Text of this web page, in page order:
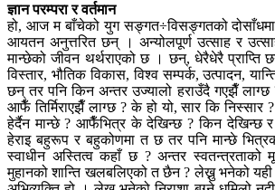
ज्ञान परम्परा र वर्तमान
हो, आज म बाँचेको युग सङ्गत÷विसङ्गतको
आयतन अनुत्तरित छन् । अन्योलपूर्ण उत्साह र
मान्छेको जीवन थर्थराएको छ । छन्, धेरैधेरै प्राप्ति
विस्तार, भौतिक विकास, विश्व सम्पर्क, उत्पादन,
छन् तर पनि किन अन्तर उज्यालो हराउँदै गएझैँ लाग्छ
आफैँ तिर्मिराएझैँ लाग्छ ? के हो यो, सार कि
हेर्दैन मान्छे ? आफैँभित्र के देखिन्छ ? किन देखिन्छ र
हेराइ बहुरूप र बहुकोणमा त छ तर पनि मान्छे
स्वाधीन अस्तित्व कहाँ छ ? अन्तर
मुहानको शान्ति खलबलिएको त छैन ? लेख्नु भनेको यही